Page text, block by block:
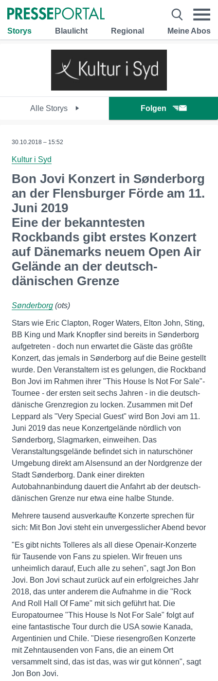
Storys Blaulicht Regional Meine Abos
Alle Storys Folgen
30.10.2018 – 15:52
Kultur i Syd
Bon Jovi Konzert in Sønderborg
an der Flensburger Förde am 11.
Juni 2019
Eine der bekanntesten
Rockbands gibt erstes Konzert
auf Dänemarks neuem Open Air
Gelände an der deutsch-
dänischen Grenze
Sønderborg (ots)
Stars wie Eric Clapton, Roger Waters, Elton John, Sting,
BB King und Mark Knopfler sind bereits in Sønderborg
aufgetreten - doch nun erwartet die Gäste das größte
Konzert, das jemals in Sønderborg auf die Beine gestellt
wurde. Den Veranstaltern ist es gelungen, die Rockband
Bon Jovi im Rahmen ihrer "This House Is Not For Sale"-
Tournee - der ersten seit sechs Jahren - in die deutsch-
dänische Grenzregion zu locken. Zusammen mit Def
Leppard als "Very Special Guest" wird Bon Jovi am 11.
Juni 2019 das neue Konzertgelände nördlich von
Sønderborg, Slagmarken, einweihen. Das
Veranstaltungsgelände befindet sich in naturschöner
Umgebung direkt am Alsensund an der Nordgrenze der
Stadt Sønderborg. Dank einer direkten
Autobahnanbindung dauert die Anfahrt ab der deutsch-
dänischen Grenze nur etwa eine halbe Stunde.
Mehrere tausend ausverkaufte Konzerte sprechen für
sich: Mit Bon Jovi steht ein unvergesslicher Abend bevor
"Es gibt nichts Tolleres als all diese Openair-Konzerte
für Tausende von Fans zu spielen. Wir freuen uns
unheimlich darauf, Euch alle zu sehen", sagt Jon Bon
Jovi. Bon Jovi schaut zurück auf ein erfolgreiches Jahr
2018, das unter anderem die Aufnahme in die "Rock
And Roll Hall Of Fame" mit sich geführt hat. Die
Europatournee "This House Is Not For Sale" folgt auf
eine fantastische Tour durch die USA sowie Kanada,
Argentinien und Chile. "Diese riesengroßen Konzerte
mit Zehntausenden von Fans, die an einem Ort
versammelt sind, das ist das, was wir gut können", sagt
Jon Bon Jovi.